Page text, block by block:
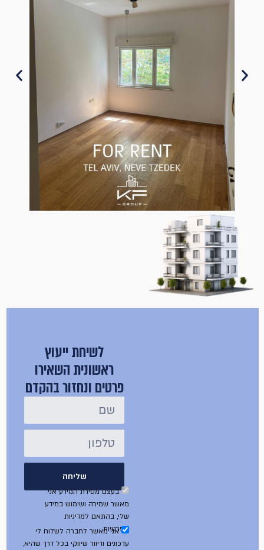
לשיחת ייעוץ
ראשונית השאירו
פרטים ונחזור בהקדם
שליחה
בעצם מסירת המידע אני
מאשר שמירה ושימוש במידע
שלי, בהתאם למדיניות
הפרטיות
אני מאשר לחברה לשלוח לי
עדכונים ודיוור שיווקי בכל דרך שהיא,